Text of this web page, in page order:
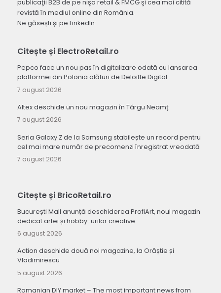
publicaţii B2B de pe nişa retail & FMCG şi cea mai citită
revistă în mediul online din România.
Ne găsești și pe LinkedIn:
Citește și ElectroRetail.ro
Pepco face un nou pas în digitalizare odată cu lansarea
platformei din Polonia alături de Deloitte Digital
7 august 2026
Altex deschide un nou magazin în Târgu Neamț
7 august 2026
Seria Galaxy Z de la Samsung stabilește un record pentru
cel mai mare număr de precomenzi înregistrat vreodată
7 august 2026
Citește și BricoRetail.ro
București Mall anunță deschiderea ProfiArt, noul magazin
dedicat artei și hobby-urilor creative
6 august 2026
Action deschide două noi magazine, la Orăștie și
Vladimirescu
5 august 2026
Romanian DIY market – The most important news from